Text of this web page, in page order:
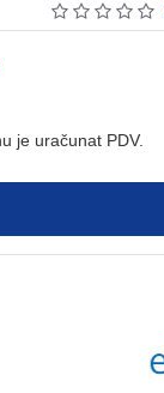
je uračunat PDV.